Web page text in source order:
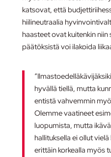
katsovat, että
hiilineutraalia
haasteet ovat kuitenkin niin
päätöksistä voi ilakoida
hyvällä tiellä, mutta
entistä vahvemmin
Olemme vaatineet
luopumista, mutta
hallituksella ei ollut
erittäin korkealla myös